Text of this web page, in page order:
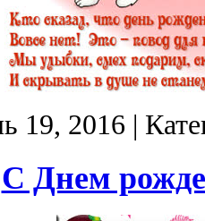
19, 2016 |
С Днем